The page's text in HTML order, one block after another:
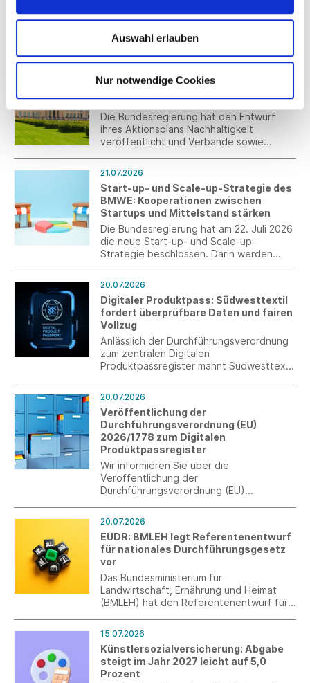
Auswahl erlauben
Nur notwendige Cookies
Entwicklung des jeweiligen
BOSS BY BECKHAM präsentiert die
Frühjahr/Sommer 2026: eine sorgfältig
zusammengestellte Auswahl an Smart-
Casual-Pieces für die warme Jahreszeit.
Bundesregierung legt Entwurf des
Aktionsplans Nachhaltigkeit vor
Die Bundesregierung hat den Entwurf
ihres Aktionsplans Nachhaltigkeit
veröffentlicht und Verbände sowie
neuen gesetzlichen Vorgaben, gibt
jedoch die politischen Schwerpunkte der
Bundesregierung für die kommenden
Jahre vor.
21.07.2026
Start-up- und Scale-up-Strategie des
BMWE: Kooperationen zwischen
Startups und Mittelstand stärken
Die Bundesregierung hat am 22. Juli 2026
die neue Start-up- und Scale-up-
Strategie beschlossen. Darin werden
zwischen Startups und Mittelstand
aufgegriffen.
20.07.2026
Digitaler Produktpass: Südwesttextil
fordert überprüfbare Daten und fairen
Vollzug
Anlässlich der Durchführungsverordnung
zum zentralen Digitalen
Produktpassregister mahnt Südwesttextil
wirksamer Marktüberwachung kann ein
fairer Wettbewerb sichergestellt werden.
20.07.2026
Veröffentlichung der
Durchführungsverordnung (EU)
2026/1778 zum Digitalen
Produktpassregister
Wir informieren Sie über die
Veröffentlichung der
Durchführungsverordnung (EU)
Rahmen der Ökodesign-Verordnung
(ESPR).
20.07.2026
EUDR: BMLEH legt Referentenentwurf
für nationales Durchführungsgesetz
vor
Das Bundesministerium für
Landwirtschaft, Ernährung und Heimat
(BMLEH) hat den Referentenentwurf für
vorgelegt und zur Verbändeanhörung
eingeladen.
15.07.2026
Künstlersozialversicherung: Abgabe
steigt im Jahr 2027 leicht auf 5,0
Prozent